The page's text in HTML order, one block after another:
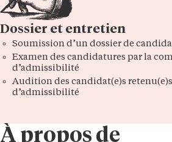
Dossier et entretien
Soumission d’un dossier de
Examen des candidatures par la
d’admissibilité
Audition des candidat(e)s
d’admissibilité
À propos de